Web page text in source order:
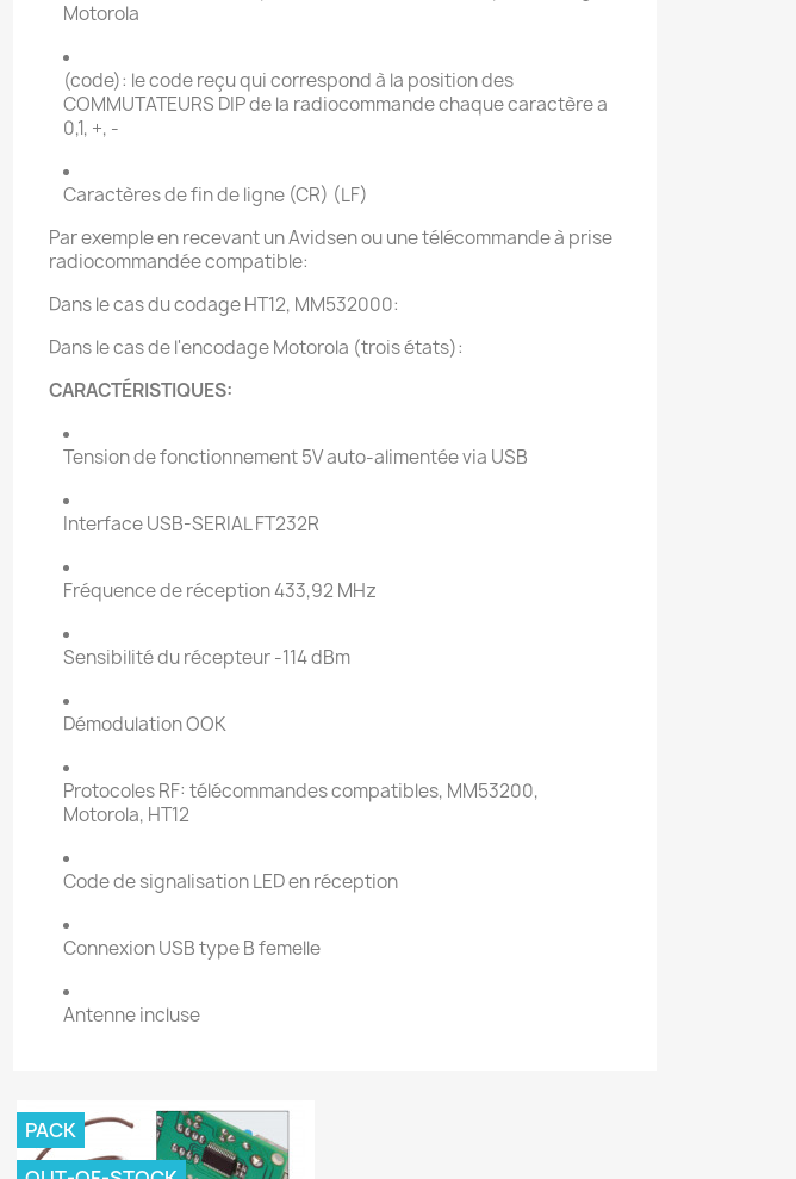
Motorola
(code): le code reçu qui correspond à la position des
COMMUTATEURS DIP de la radiocommande chaque caractère a
0,1, +, -
Caractères de fin de ligne (CR) (LF)
Par exemple en recevant un Avidsen ou une télécommande à prise
radiocommandée compatible:
Dans le cas du codage HT12, MM532000:
Dans le cas de l'encodage Motorola (trois états):
CARACTÉRISTIQUES:
Tension de fonctionnement 5V auto-alimentée via USB
Interface USB-SERIAL FT232R
Fréquence de réception 433,92 MHz
Sensibilité du récepteur -114 dBm
Démodulation OOK
Protocoles RF: télécommandes compatibles, MM53200,
Motorola, HT12
Code de signalisation LED en réception
Connexion USB type B femelle
Antenne incluse
PACK